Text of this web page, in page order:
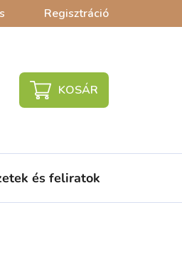
Regisztráció
KOSÁR
és feliratok